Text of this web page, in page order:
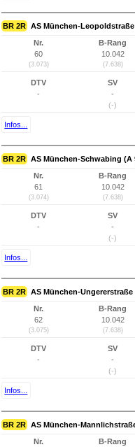
BR 2R AS München-
Nr.
60
(3.073)
B-Rang
10.042
(7.638)
DTV
-
SV
-
(-)
Infos...
BR 2R AS München-Schwabing (A
Nr.
61
(3.074)
B-Rang
10.042
(7.638)
DTV
-
SV
-
(-)
Infos...
BR 2R AS München-
Nr.
62
(3.075)
B-Rang
10.042
(7.638)
DTV
-
SV
-
(-)
Infos...
BR 2R AS München-
Nr.
B-Rang